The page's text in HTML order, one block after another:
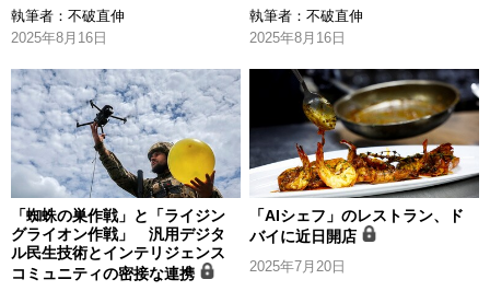
執筆者： 不破直伸
2025年8月16日
執筆者：不破直伸
2025年8月16日
「蜘蛛の巣作戦」と「ライジン
グライオン作戦」 汎用デジタ
ル民生技術とインテリジェンス
コミュニティの密接な連携
「AIシェフ」のレストラン、ド
バイに近日開店
2025年7月20日